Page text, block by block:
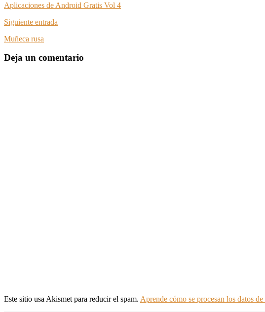
Aplicaciones de Android Gratis Vol 4
Siguiente entrada
Muñeca rusa
Deja un comentario
Este sitio usa Akismet para reducir el spam. Aprende cómo se procesan los datos